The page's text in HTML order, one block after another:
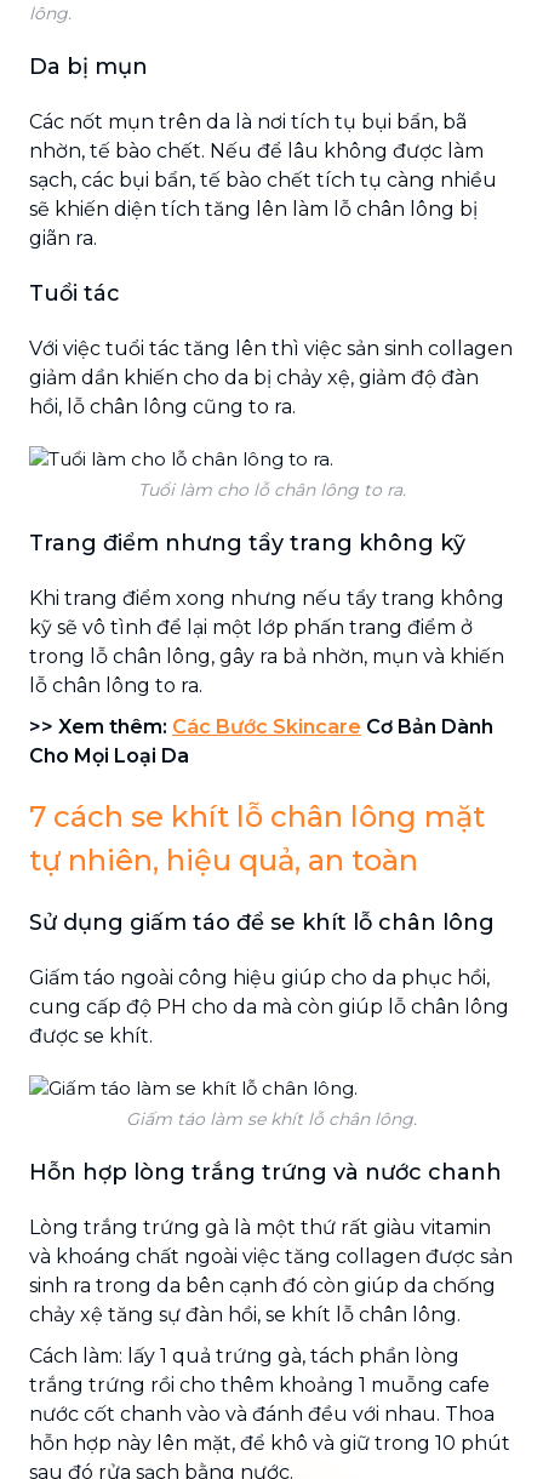
lông.
Da bị mụn
Các nốt mụn trên da là nơi tích tụ bụi bẩn, bã
nhờn, tế bào chết. Nếu để lâu không được làm
sạch, các bụi bẩn, tế bào chết tích tụ càng nhiều
sẽ khiến diện tích tăng lên làm lỗ chân lông bị
giãn ra.
Tuổi tác
Với việc tuổi tác tăng lên thì việc sản sinh collagen
giảm dần khiến cho da bị chảy xệ, giảm độ đàn
hồi, lỗ chân lông cũng to ra.
Tuổi làm cho lỗ chân lông to ra.
Trang điểm nhưng tẩy trang không kỹ
Khi trang điểm xong nhưng nếu tẩy trang không
kỹ sẽ vô tình để lại một lớp phấn trang điểm ở
trong lỗ chân lông, gây ra bả nhờn, mụn và khiến
lỗ chân lông to ra.
>> Xem thêm: Các Bước Skincare Cơ Bản Dành
Cho Mọi Loại Da
7 cách se khít lỗ chân lông mặt
tự nhiên, hiệu quả, an toàn
Sử dụng giấm táo để se khít lỗ chân lông
Giấm táo ngoài công hiệu giúp cho da phục hồi,
cung cấp độ PH cho da mà còn giúp lỗ chân lông
được se khít.
Giấm táo làm se khít lỗ chân lông.
Hỗn hợp lòng trắng trứng và nước chanh
Lòng trắng trứng gà là một thứ rất giàu vitamin
và khoáng chất ngoài việc tăng collagen được sản
sinh ra trong da bên cạnh đó còn giúp da chống
chảy xệ tăng sự đàn hồi, se khít lỗ chân lông.
Cách làm: lấy 1 quả trứng gà, tách phần lòng
trắng trứng rồi cho thêm khoảng 1 muỗng cafe
nước cốt chanh vào và đánh đều với nhau. Thoa
hỗn hợp này lên mặt, để khô và giữ trong 10 phút
sau đó rửa sạch bằng nước.